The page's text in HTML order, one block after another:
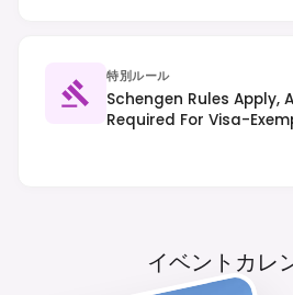
特別ルール
Schengen Rules Apply,
Required For Visa-
イベントカレ